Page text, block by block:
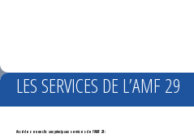
LES SERVICES DE L’AMF 29
Accédez en un clic aux principaux services de l'AMF 29 :